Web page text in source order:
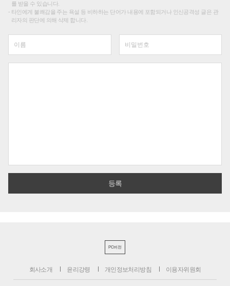
를 받을 수 있습니다.
타인에게 불쾌감을 주는 욕설 등 비하하는 단어가 내용에 포함되거나 인신공격성 글은 관
리자의 판단에 의해 삭제 합니다.
PC버전
회사소개 윤리강령 개인정보처리방침 이용자위원회